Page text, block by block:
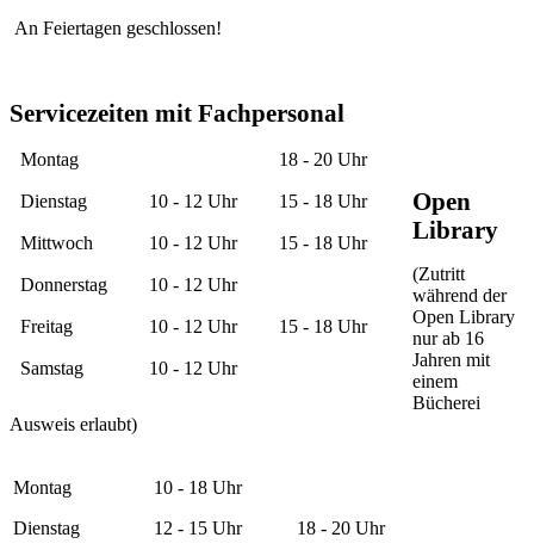
An Feiertagen geschlossen!
Servicezeiten mit Fachpersonal
Montag 18 - 20 Uhr
Dienstag 10 - 12 Uhr 15 - 18 Uhr
Mittwoch 10 - 12 Uhr 15 - 18 Uhr
Donnerstag 10 - 12 Uhr
Freitag 10 - 12 Uhr 15 - 18 Uhr
Samstag 10 - 12 Uhr
Open
Library
(Zutritt
während der
Open Library
nur ab 16
Jahren mit
einem
Bücherei
Ausweis erlaubt)
Montag
Dienstag
10 - 18 Uhr
12 - 15 Uhr
18 - 20 Uhr